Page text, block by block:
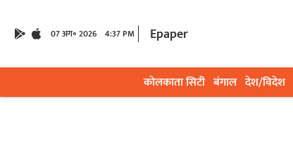
07 अग॰ 2026 4:37 PM Epaper
कोलकाता सिटी बंगाल देश/विदेश